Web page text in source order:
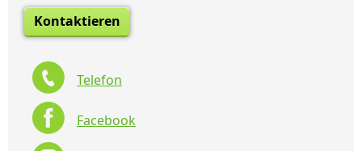
Kontaktieren
Telefon
Facebook